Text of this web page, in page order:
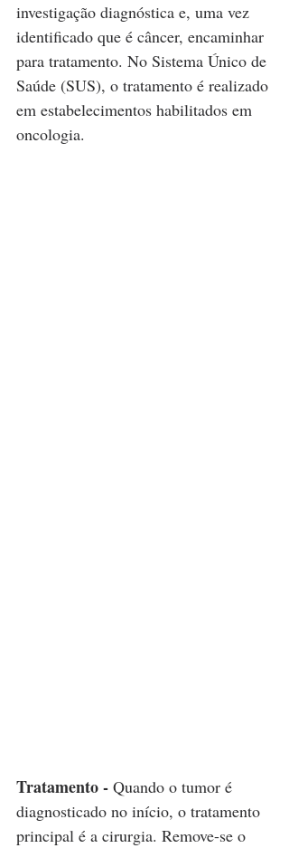
investigação diagnóstica e, uma vez
identificado que é câncer, encaminhar
para tratamento. No Sistema Único de
Saúde (SUS), o tratamento é realizado
em estabelecimentos habilitados em
oncologia.
Tratamento - Quando o tumor é
diagnosticado no início, o tratamento
principal é a cirurgia. Remove-se o